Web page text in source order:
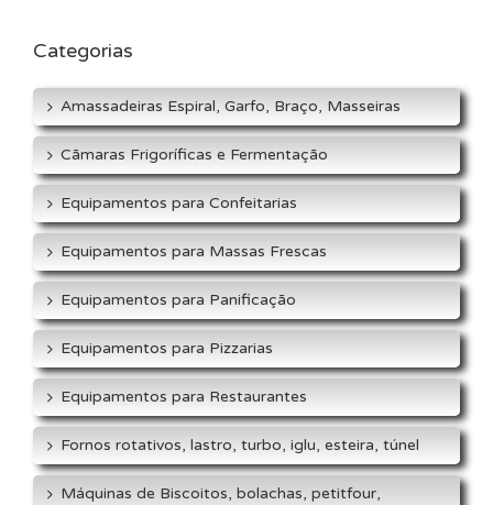
Categorias
Amassadeiras Espiral, Garfo, Braço, Masseiras
Cãmaras Frigoríficas e Fermentação
Equipamentos para Confeitarias
Equipamentos para Massas Frescas
Equipamentos para Panificação
Equipamentos para Pizzarias
Equipamentos para Restaurantes
Fornos rotativos, lastro, turbo, iglu, esteira, túnel
Máquinas de Biscoitos, bolachas, petitfour,